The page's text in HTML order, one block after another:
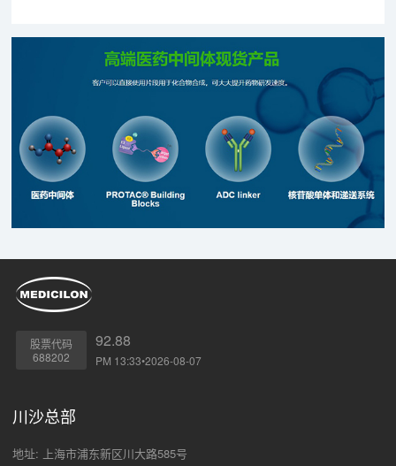
股票代码
688202
92.88
PM 13:33•2026-08-07
川沙总部
地址: 上海市浦东新区川大路585号